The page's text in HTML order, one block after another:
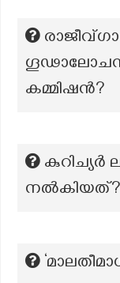
കമ്മിഷൻ?
കുറിച്യർ
നൽകിയത്?